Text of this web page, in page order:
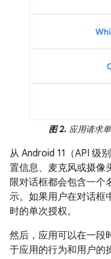
图 2. 应用请求
从 Android 11（API 级
置信息、麦克风或摄像
限对话框都会包含一个
示。如果用户在对话框
时的单次授权。
然后，应用可以在一段
于应用的行为和用户的